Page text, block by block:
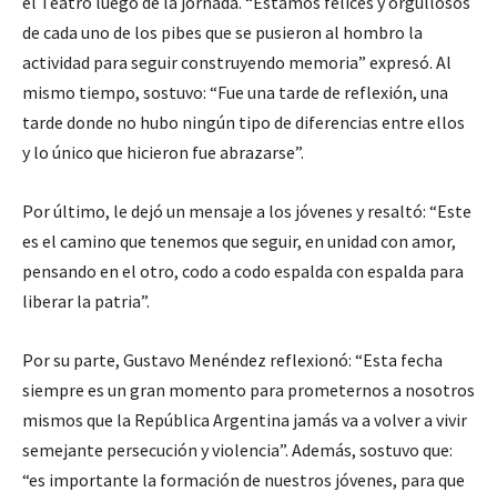
de cada uno de los pibes que se pusieron al hombro la
actividad para seguir construyendo memoria” expresó. Al
mismo tiempo, sostuvo: “Fue una tarde de reflexión, una
tarde donde no hubo ningún tipo de diferencias entre ellos
y lo único que hicieron fue abrazarse”.
Por último, le dejó un mensaje a los jóvenes y resaltó: “Este
es el camino que tenemos que seguir, en unidad con amor,
pensando en el otro, codo a codo espalda con espalda para
liberar la patria”.
Por su parte, Gustavo Menéndez reflexionó: “Esta fecha
siempre es un gran momento para prometernos a nosotros
mismos que la República Argentina jamás va a volver a vivir
semejante persecución y violencia”. Además, sostuvo que:
“es importante la formación de nuestros jóvenes, para que